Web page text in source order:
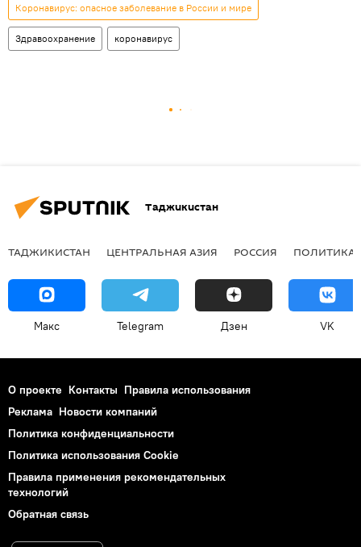
Коронавирус: опасное заболевание в России и мире
Здравоохранение коронавирус
Таджикистан
ТАДЖИКИСТАН ЦЕНТРАЛЬНАЯ АЗИЯ РОССИЯ ПОЛИТИКА
Макс Telegram Дзен VK
О проекте Контакты Правила использования
Реклама Новости компаний
Политика конфиденциальности
Политика использования Cookie
Правила применения рекомендательных
технологий
Обратная связь